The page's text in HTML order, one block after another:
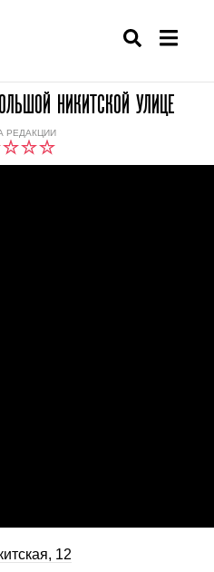
НИКИТСКОЙ УЛИЦЕ
РЕДАКЦИИ
12